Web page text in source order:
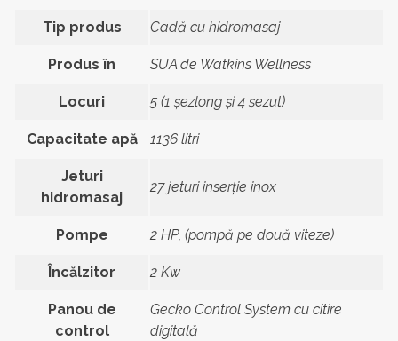
Tip produs Cadă cu hidromasaj
Produs în SUA de Watkins Wellness
Locuri 5 (1 șezlong și 4 șezut)
Capacitate apă 1136 litri
Jeturi
hidromasaj
27 jeturi inserție inox
Pompe 2 HP, (pompă pe două viteze)
Încălzitor 2 Kw
Panou de
control
Gecko Control System cu citire
digitală